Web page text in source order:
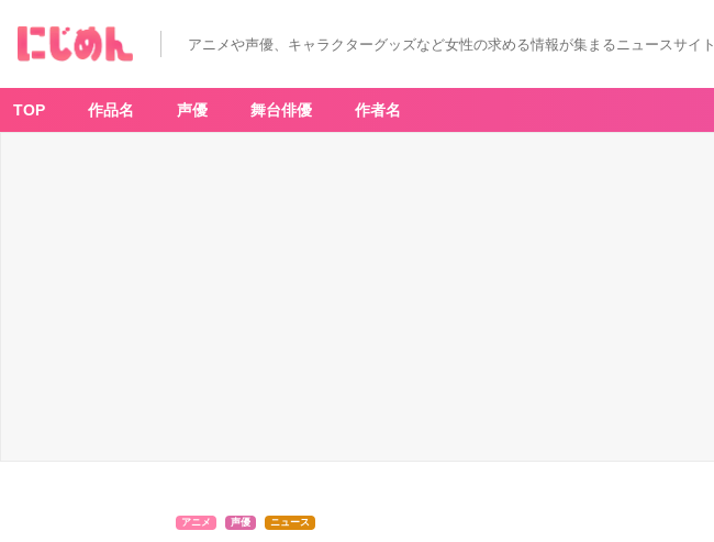
アニメや声優、キャラクターグッズなど女性の求める情報が集まるニュースサイト
TOP 作品名 声優 舞台俳優 作者名
アニメ 声優 ニュース